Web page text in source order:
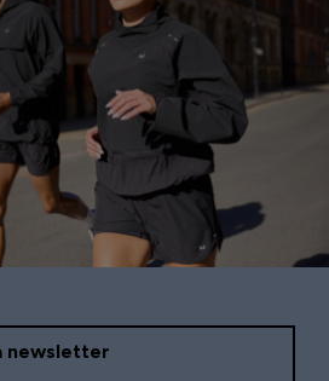
newsletter